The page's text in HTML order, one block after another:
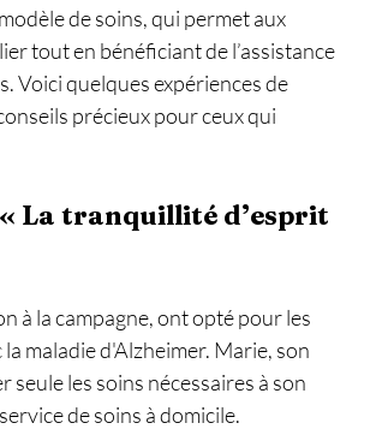
de soins, qui permet aux
tout en bénéficiant de l’assistance
Voici quelques expériences de
précieux pour ceux qui
La tranquillité d’esprit
à la campagne, ont opté pour les
maladie d'Alzheimer. Marie, son
les soins nécessaires à son
de soins à domicile.